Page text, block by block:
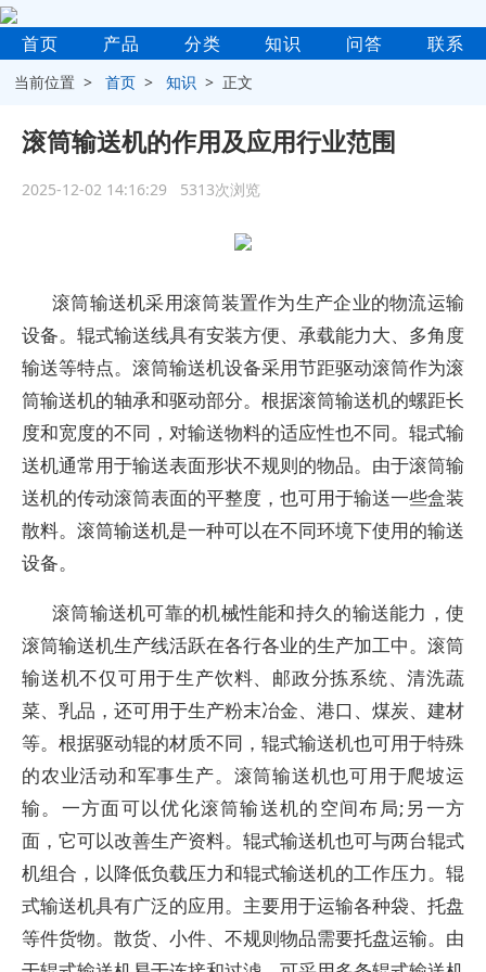
首页 产品 分类 知识 问答 联系
当前位置 >首页 >知识 > 正文
滚筒输送机的作用及应用行业范围
2025-12-02 14:16:29 5313次浏览
滚筒输送机采用滚筒装置作为生产企业的物流运输
设备。辊式输送线具有安装方便、承载能力大、多角度
输送等特点。滚筒输送机设备采用节距驱动滚筒作为滚
筒输送机的轴承和驱动部分。根据滚筒输送机的螺距长
度和宽度的不同，对输送物料的适应性也不同。辊式输
送机通常用于输送表面形状不规则的物品。由于滚筒输
送机的传动滚筒表面的平整度，也可用于输送一些盒装
散料。滚筒输送机是一种可以在不同环境下使用的输送
设备。
滚筒输送机可靠的机械性能和持久的输送能力，使
滚筒输送机生产线活跃在各行各业的生产加工中。滚筒
输送机不仅可用于生产饮料、邮政分拣系统、清洗蔬
菜、乳品，还可用于生产粉末冶金、港口、煤炭、建材
等。根据驱动辊的材质不同，辊式输送机也可用于特殊
的农业活动和军事生产。滚筒输送机也可用于爬坡运
输。一方面可以优化滚筒输送机的空间布局;另一方
面，它可以改善生产资料。辊式输送机也可与两台辊式
机组合，以降低负载压力和辊式输送机的工作压力。辊
式输送机具有广泛的应用。主要用于运输各种袋、托盘
等件货物。散货、小件、不规则物品需要托盘运输。由